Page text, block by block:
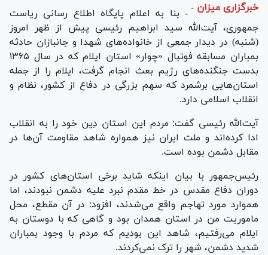
خبرگزاری میزان - - بنا به اعلام پایگاه اطلاع رسانی ریاست
جمهوری، آیت‌الله سید ابراهیم رئیسی پیش از ظهر امروز
(شنبه) در دیدار جمعی از خانواده‌های شهدا و جانبازان حادثه
بمباران مسابقه فوتبال «چوار» استان ایلام که در سال ۱۳۶۵
بدست جنگنده‌های رژیم بعث انجام گرفت، ایلام را از جمله
استان‌هایی برشمرد که سهم بزرگی در دفاع از کشور، نظام و
انقلاب اسلامی دارد.
آیت‌الله رئیسی گفت: مردم این استان دِین خود را به انقلاب
ادا کرده‌اند و ملت ایران نیز همواره شاهد مقاومت آن‌ها در
مقابل دشمن بوده است.
رئیس‌جمهور با بیان اینکه شاید برخی استان‌های کشور در
دوران دفاع مقدس در خط مقدم نبرد علیه دشمن نبودند، اما
هموارد مورد تهاجم واقع می‌شدند، افزود: در آن مقطع، محل
ماموریت من در استان همدان بود و گاهی که با دوستان به
ایلام می‌رفتیم، شاهد این بودیم که مردم با وجود بمباران
شدید دشمن، شهر را ترک نمی‌کردند.